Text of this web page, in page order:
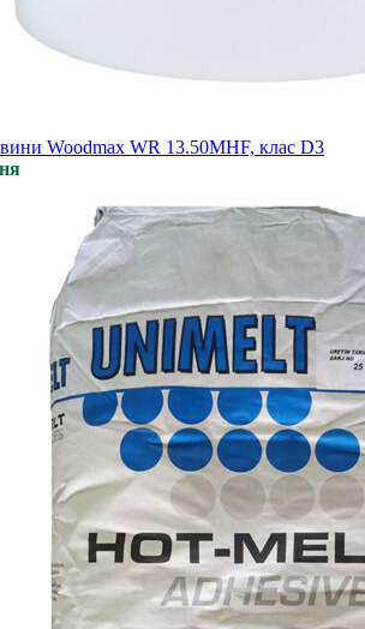
Woodmax WR 13.50MHF, клас D3